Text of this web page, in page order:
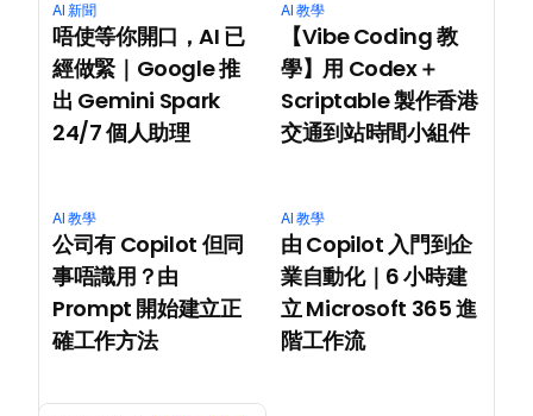
AI 新聞
唔使等你開口，AI 已
經做緊｜Google 推
出 Gemini Spark
24/7 個人助理
AI 教學
【Vibe Coding 教
學】用 Codex＋
Scriptable 製作香港
交通到站時間小組件
AI 教學
公司有 Copilot 但同
事唔識用？由
Prompt 開始建立正
確工作方法
AI 教學
由 Copilot 入門到企
業自動化｜6 小時建
立 Microsoft 365 進
階工作流